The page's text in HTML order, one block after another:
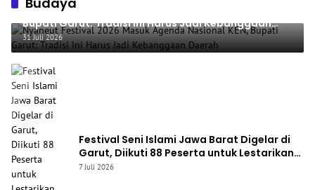
Nyaneut Festival 2026 Masuk Agenda Nasional KEN,
Bupati Garut: Tradisi Ini Harus Jadi Kebanggaan
Daerah
31 Juli 2026
Festival Seni Islami Jawa Barat Digelar di
Garut, Diikuti 88 Peserta untuk Lestarikan
Seni Qasidah dan Vokal Religi
7 Juli 2026